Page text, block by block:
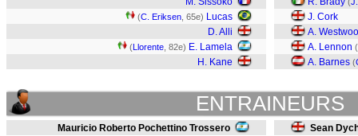
(C. Eriksen , 65e) Lucas
D. Alli
(Llorente , 82e) E. Lamela
H. Kane
J. Cork
A.
A. Lennon (
A. Barnes (
ENTRAINEURS
Mauricio Roberto Pochettino Trossero Sean